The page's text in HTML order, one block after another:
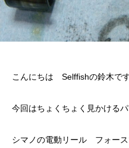
2024.06.23
こんにちは Selffishの鈴木です
今回はちょくちょく見かける
シマノの電動リール フォー